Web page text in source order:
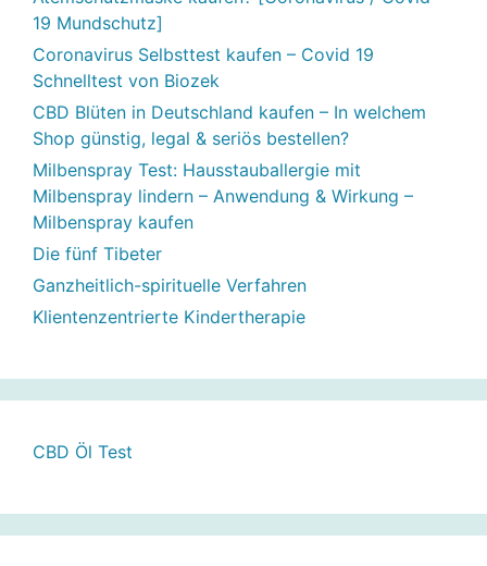
19 Mundschutz]
Coronavirus Selbsttest kaufen – Covid 19
Schnelltest von Biozek
CBD Blüten in Deutschland kaufen – In welchem
Shop günstig, legal & seriös bestellen?
Milbenspray Test: Hausstauballergie mit
Milbenspray lindern – Anwendung & Wirkung –
Milbenspray kaufen
Die fünf Tibeter
Ganzheitlich-spirituelle Verfahren
Klientenzentrierte Kindertherapie
CBD Öl Test